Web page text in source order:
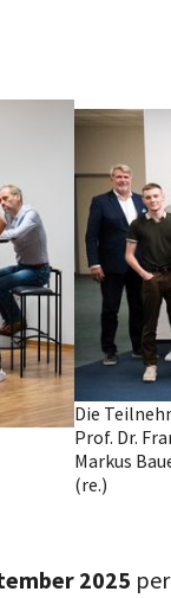
Die
Prof. Dr.
Markus
(re.)
2025